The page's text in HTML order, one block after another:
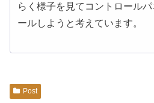
らく様子を見てコントロール
ールしようと考えています。
Post